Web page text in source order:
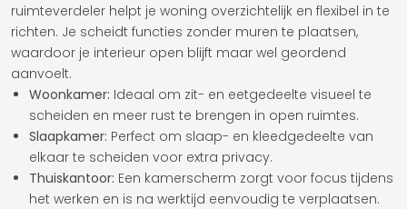
ruimteverdeler helpt je woning overzichtelijk en flexibel in te
richten. Je scheidt functies zonder muren te plaatsen,
waardoor je interieur open blijft maar wel geordend
aanvoelt.
Woonkamer: Ideaal om zit- en eetgedeelte visueel te
scheiden en meer rust te brengen in open ruimtes.
Slaapkamer: Perfect om slaap- en kleedgedeelte van
elkaar te scheiden voor extra privacy.
Thuiskantoor: Een kamerscherm zorgt voor focus tijdens
het werken en is na werktijd eenvoudig te verplaatsen.